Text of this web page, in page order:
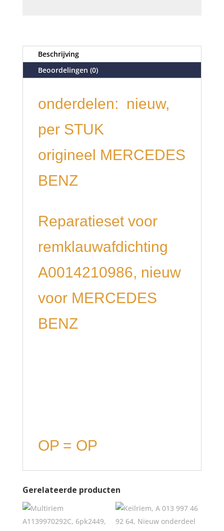
Beschrijving
Beoordelingen (0)
onderdelen: nieuw,
per STUK
origineel MERCEDES
BENZ
Reparatieset voor
remklauwafdichting
A0014210986, nieuw
voor MERCEDES
BENZ
OP = OP
Gerelateerde producten